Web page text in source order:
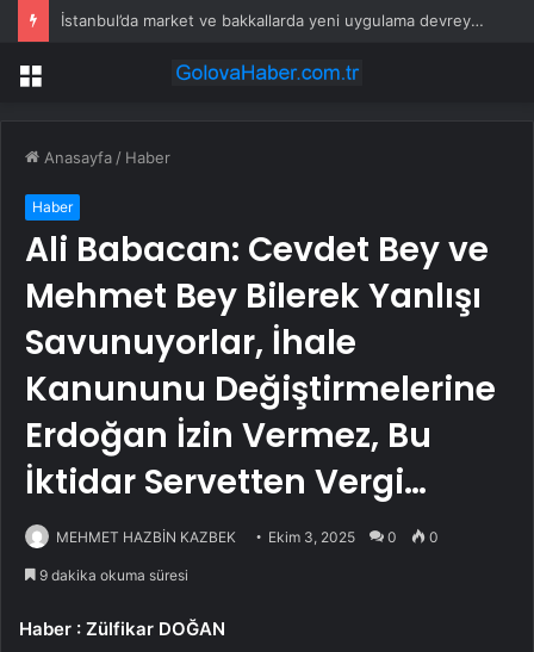
İstanbul’da market ve bakkallarda yeni uygulama devreye girdi
Menü
Anasayfa / Haber
Haber
Ali Babacan: Cevdet Bey ve
Mehmet Bey Bilerek Yanlışı
Savunuyorlar, İhale
Kanununu Değiştirmelerine
Erdoğan İzin Vermez, Bu
İktidar Servetten Vergi…
MEHMET HAZBİN KAZBEK Ekim 3, 2025 0 0
9 dakika okuma süresi
Haber : Zülfikar DOĞAN